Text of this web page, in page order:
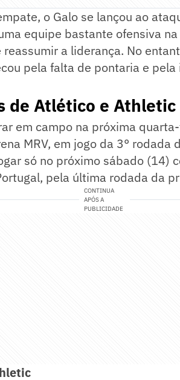
o Galo se lançou ao
equipe bastante ofensiva
a liderança. No
pela falta de pontaria e pela
de Atlético e Athletic
em campo na próxima
MRV, em jogo da 3° rodada
só no próximo sábado (14)
pela última rodada da
CONTINUA
APÓS A
PUBLICIDADE